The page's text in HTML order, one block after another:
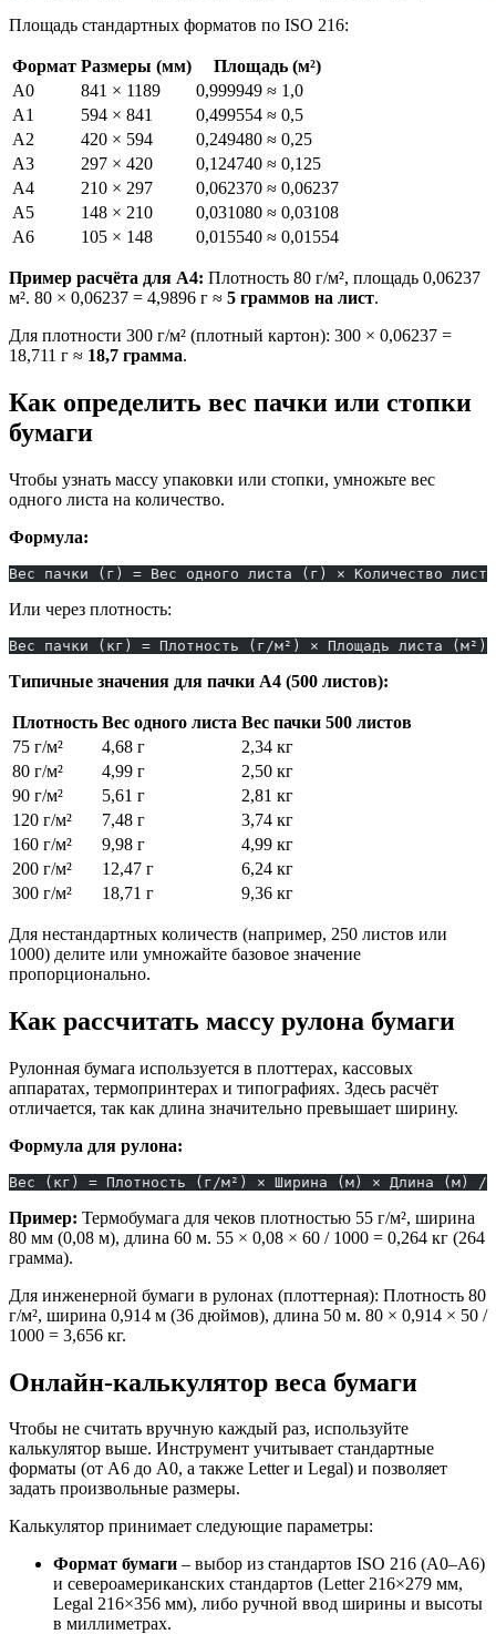
Площадь стандартных форматов по ISO 216:
Формат Размеры (мм)
Площадь (м²)
A0
841 × 1189
0,999949 ≈ 1,0
A1
594 × 841
0,499554 ≈ 0,5
A2
420 × 594
0,249480 ≈ 0,25
A3
297 × 420
0,124740 ≈ 0,125
A4
210 × 297
0,062370 ≈ 0,06237
A5
148 × 210
0,031080 ≈ 0,03108
A6
105 × 148 0,015540 ≈ 0,01554
Пример расчёта для A4: Плотность 80 г/м², площадь 0,06237
м². 80 × 0,06237 = 4,9896 г ≈ 5 граммов на лист.
Для плотности 300 г/м² (плотный картон): 300 × 0,06237 =
18,711 г ≈ 18,7 грамма.
Как определить вес пачки или стопки
бумаги
Чтобы узнать массу упаковки или стопки, умножьте вес
одного листа на количество.
Формула:
Вес пачки (г) = Вес одного листа (г) × Количество
Или через плотность:
Вес пачки (кг) = Плотность (г/м²) × Площадь листа (м²)
Типичные значения для пачки A4 (500 листов):
Плотность Вес одного листа Вес пачки 500 листов
75 г/м²
4,68 г
2,34 кг
80 г/м²
4,99 г
2,50 кг
90 г/м²
5,61 г
2,81 кг
120 г/м²
7,48 г
3,74 кг
160 г/м²
9,98 г
4,99 кг
200 г/м²
12,47 г
6,24 кг
300 г/м²
18,71 г 9,36 кг
Для нестандартных количеств (например, 250 листов или
1000) делите или умножайте базовое значение
пропорционально.
Как рассчитать массу рулона бумаги
Рулонная бумага используется в плоттерах, кассовых
аппаратах, термопринтерах и типографиях. Здесь расчёт
отличается, так как длина значительно превышает ширину.
Формула для рулона:
Вес (кг) = Плотность (г/м²) × Ширина (м) × Длина (м) /
Пример: Термобумага для чеков плотностью 55 г/м², ширина
80 мм (0,08 м), длина 60 м. 55 × 0,08 × 60 / 1000 = 0,264 кг (264
грамма).
Для инженерной бумаги в рулонах (плоттерная): Плотность 80
г/м², ширина 0,914 м (36 дюймов), длина 50 м. 80 × 0,914 × 50 /
1000 = 3,656 кг.
Онлайн-калькулятор веса бумаги
Чтобы не считать вручную каждый раз, используйте
калькулятор выше. Инструмент учитывает стандартные
форматы (от A6 до A0, а также Letter и Legal) и позволяет
задать произвольные размеры.
Калькулятор принимает следующие параметры:
Формат бумаги – выбор из стандартов ISO 216 (A0–A6)
и североамериканских стандартов (Letter 216×279 мм,
Legal 216×356 мм), либо ручной ввод ширины и высоты
в миллиметрах.